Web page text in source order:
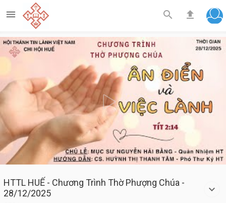
  
Play
Video
HTTL HUẾ - Chương Trình Thờ Phượng Chúa -
28/12/2025